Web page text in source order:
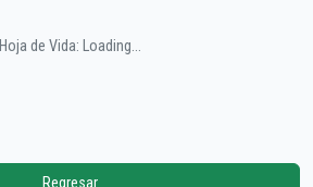
Hoja de Vida: Loading...
Regresar